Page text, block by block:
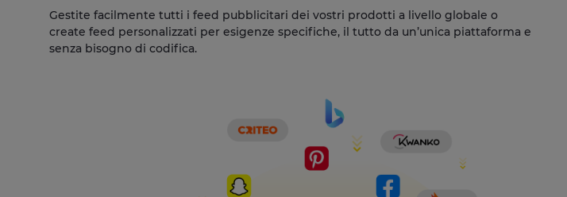
Gestite facilmente tutti i feed pubblicitari dei vostri prodotti a livello globale o
create feed personalizzati per esigenze specifiche, il tutto da un’unica piattaforma e
senza bisogno di codifica.